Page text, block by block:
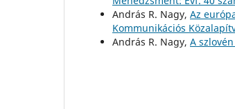
András R. Nagy, Az
Kommunikációs
András R. Nagy, A